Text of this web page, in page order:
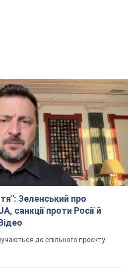
Зеленський про
санкції проти Росії й
до спільного проєкту